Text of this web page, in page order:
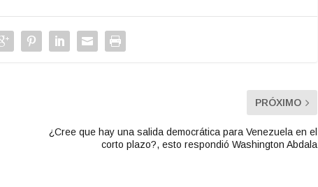
PRÓXIMO
¿Cree que hay una salida democrática para Venezuela en el
corto plazo?, esto respondió Washington Abdala